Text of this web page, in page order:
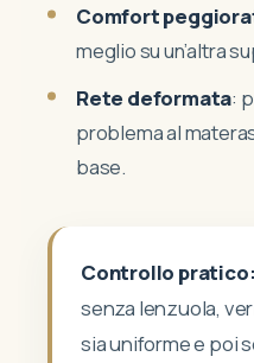
Comfort
meglio su un’altra
Rete deformata:
problema al
base.
Controllo pratico:
senza lenzuola,
sia uniforme e poi